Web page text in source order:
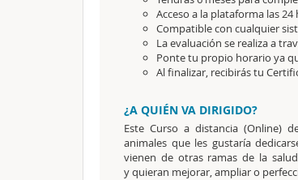
Acceso a la plataforma las
Compatible con cualquier
La evaluación se realiza a
Ponte tu propio horario ya
Al finalizar, recibirás tu
¿A QUIÉN VA DIRIGIDO?
Este Curso a distancia (Online)
animales que les gustaría
vienen de otras ramas de la
y quieran mejorar, ampliar o